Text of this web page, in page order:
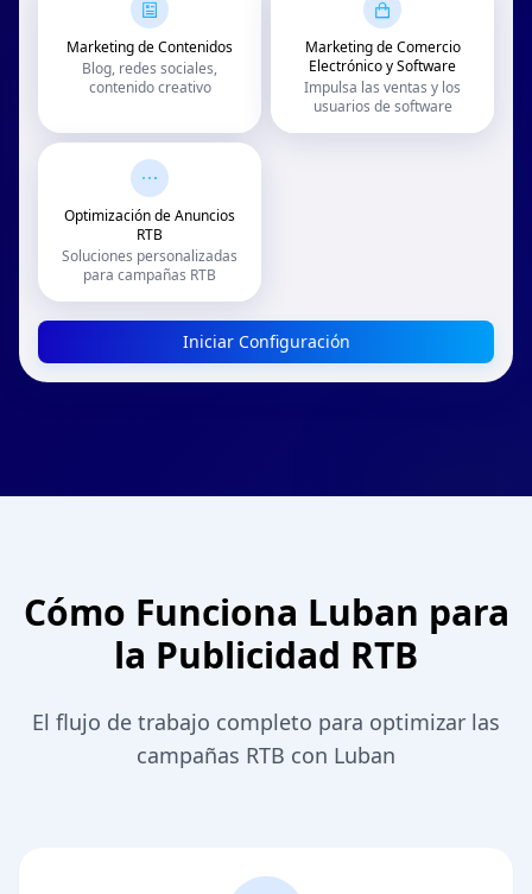
Marketing de Contenidos
Blog, redes sociales,
contenido creativo
Marketing de Comercio
Electrónico y Software
Impulsa las ventas y los
usuarios de software
Optimización de Anuncios
RTB
Soluciones personalizadas
para campañas RTB
Iniciar Configuración
Cómo Funciona Luban para
la Publicidad RTB
El flujo de trabajo completo para optimizar las
campañas RTB con Luban